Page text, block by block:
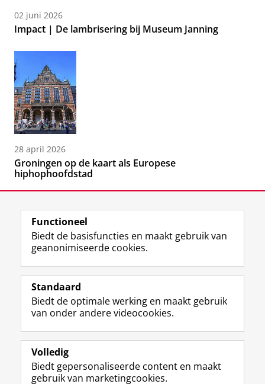
02 juni 2026
Impact | De lambrisering bij Museum Janning
28 april 2026
Groningen op de kaart als Europese
hiphophoofdstad
Volg de RUG
F
a
e
b
o
p
a
L
i
k
e
I
-
p
R
S
-
f
e
R
I
n
t
r
m
Y
o
T
e
k
Studiekiezers
Alumni
Over ons
Functioneel
Biedt de basisfuncties en maakt gebruik van
geanonimiseerde cookies.
Standaard
Biedt de optimale werking en maakt gebruik
van onder andere videocookies.
Volledig
Biedt gepersonaliseerde content en maakt
gebruik van marketingcookies.